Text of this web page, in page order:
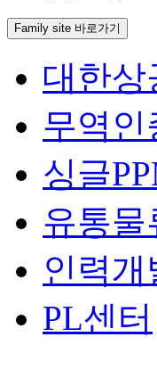
Family site 바로가기
대한상
무역인
싱글
유통물
인력
PL센터